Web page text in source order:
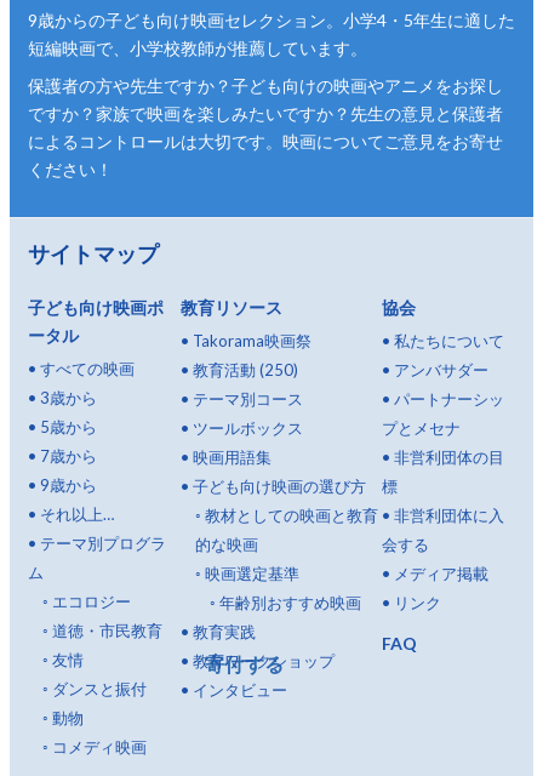
寄付する
9歳からの子ども向け映画セレクション。小学4・5年生に適した
短編映画で、小学校教師が推薦しています。
保護者の方や先生ですか？子ども向けの映画やアニメをお探し
ですか？家族で映画を楽しみたいですか？先生の意見と保護者
によるコントロールは大切です。映画についてご意見をお寄せ
ください！
サイトマップ
子ども向け映画ポ
ータル
• すべての映画
• 3歳から
• 5歳から
• 7歳から
• 9歳から
• それ以上…
• テーマ別プログラ
ム
◦ エコロジー
◦ 道徳・市民教育
◦ 友情
◦ ダンスと振付
◦ 動物
◦ コメディ映画
教育リソース
• Takorama映画祭
• 教育活動 (250)
• テーマ別コース
• ツールボックス
• 映画用語集
• 子ども向け映画の選び方
◦ 教材としての映画と教育
的な映画
◦ 映画選定基準
◦ 年齢別おすすめ映画
• 教育実践
• 教育ワークショップ
• インタビュー
協会
•私たちについて
• アンバサダー
•パートナーシッ
プとメセナ
•非営利団体の目
標
•非営利団体に入
会する
• メディア掲載
• リンク
FAQ